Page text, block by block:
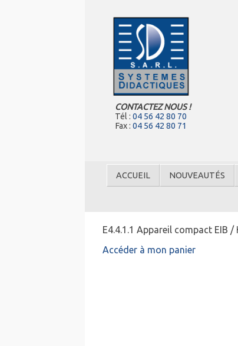
CONTACTEZ NOUS !
Tél : 04 56 42 80 70
Fax : 04 56 42 80 71
ACCUEIL NOUVEAUTÉS
E4.4.1.1 Appareil compact EIB
Accéder à mon panier